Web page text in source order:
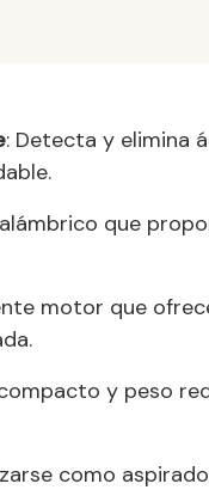
: Detecta y elimina
que
motor que
y peso
como